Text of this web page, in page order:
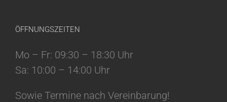
ÖFFNUNGSZEITEN
Mo – Fr: 09:30 – 18:30 Uhr
Sa: 10:00 – 14:00 Uhr
Sowie Termine nach Vereinbarung!